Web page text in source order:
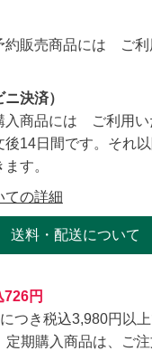
約販売商品には ご利
決済）
入商品には ご利用い
後14日間です。それ
す。
の詳細
送料・配送について
円
つき税込3,980円以
定期購入商品は、ご